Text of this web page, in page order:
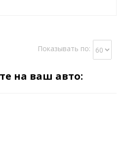
Показывать по:
на ваш авто: